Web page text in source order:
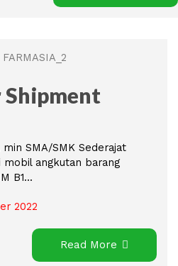
SMA/SMK Sederajat
mobil angkutan barang
B1...
2022
Read More